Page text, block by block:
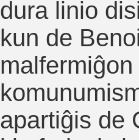
dura linio
kun de
apartiĝis de